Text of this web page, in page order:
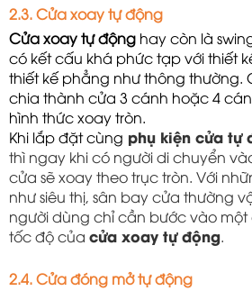
2.3. Cửa xoay tự động
Cửa xoay tự động hay còn là
có kết cấu khá phức tạp với thiết
thiết kế phẳng như thông thường.
chia thành cửa 3 cánh hoặc 4
hình thức xoay tròn.
Khi lắp đặt cùng phụ kiện cửa tự
thì ngay khi có người di chuyển
cửa sẽ xoay theo trục tròn. Với
như siêu thị, sân bay cửa thường
người dùng chỉ cần bước vào một
tốc độ của cửa xoay tự động.
2.4. Cửa đóng mở tự động